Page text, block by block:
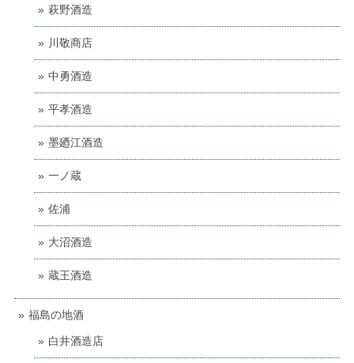
萩野酒造
川敬商店
中勇酒造
平孝酒造
墨廼江酒造
一ノ蔵
佐浦
大沼酒造
蔵王酒造
福島の地酒
白井酒造店